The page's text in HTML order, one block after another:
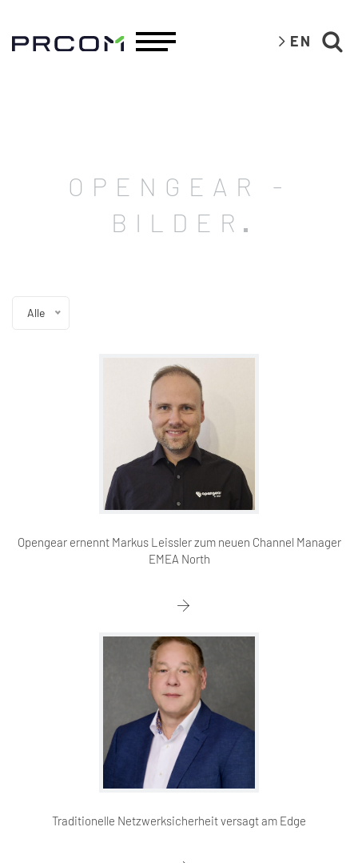
EN
OPENGEAR -
BILDER
Alle
Opengear ernennt Markus Leissler zum neuen Channel Manager
EMEA North
Traditionelle Netzwerksicherheit versagt am Edge